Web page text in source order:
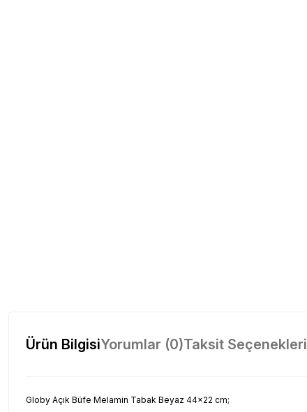
Ürün BilgisiYorumlar (0)Taksit Seçenekleri
Globy Açık Büfe Melamin Tabak Beyaz 44x22 cm;